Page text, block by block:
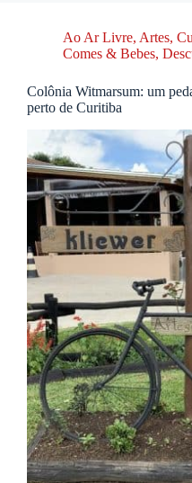
Ao Ar Livre, Artes,
Comes & Bebes,
Colônia Witmarsum: um
perto de Curitiba